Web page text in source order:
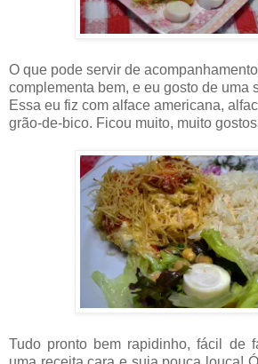
O que pode servir de
complementa bem, e eu gosto de uma
Essa eu fiz com alface americana,
grão-de-bico. Ficou muito, muito
Tudo pronto bem rapidinho, fácil de